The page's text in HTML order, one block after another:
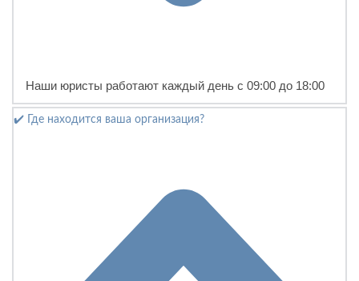
Наши юристы работают каждый день с 09:00 до 18:00
✔️ Где находится ваша организация?